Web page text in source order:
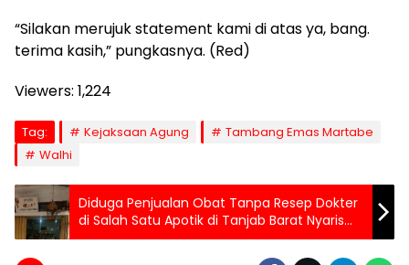
“Silakan merujuk statement kami di atas ya, bang.
terima kasih,” pungkasnya. (Red)
Viewers: 1,224
Tag: Kejaksaan Agung
Tambang Emas Martabe
Walhi
Diduga Penjualan Obat Tanpa Resep Dokter
di Salah Satu Apotik di Tanjab Barat Nyaris
Memakan Korban